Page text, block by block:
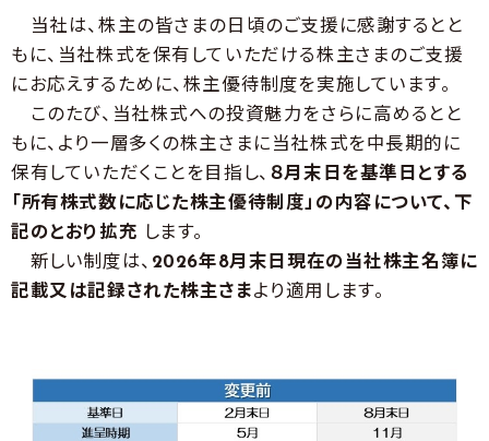
当社は、株主の皆さまの日頃のご支援に感謝するとと
もに、当社株式を保有していただける株主さまのご支援
にお応えするために、株主優待制度を実施しています。
このたび、当社株式への投資魅力をさらに高めるとと
もに、より一層多くの株主さまに当社株式を中長期的に
保有していただくことを目指し、 ８月末日を基準日とする
「所有株式数に応じた株主優待制度」の内容について、下
記のとおり拡充
します。
新しい制度は、 2026年8月末日現在の当社株主名簿に
記載又は記録された株主さまより適用します。